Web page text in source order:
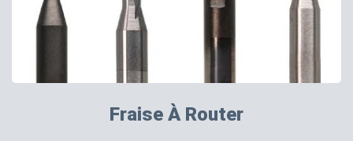
Fraise À Router